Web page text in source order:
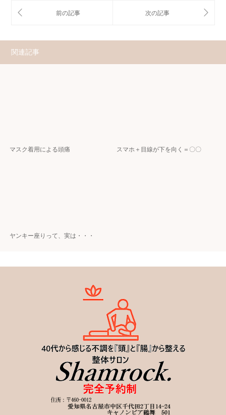
関連記事
マスク着用による頭痛 スマホ＋目線が下を向く＝〇〇
ヤンキー座りって、実は・・・